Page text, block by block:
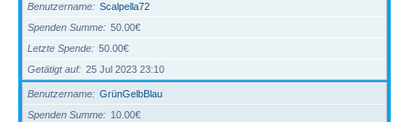
Benutzername
Scalpella72
Spenden Summe
50.00€
Letzte Spende
50.00€
Getätigt auf
25 Jul 2023 23:10
Benutzername
GrünGelbBlau
Spenden Summe
10.00€